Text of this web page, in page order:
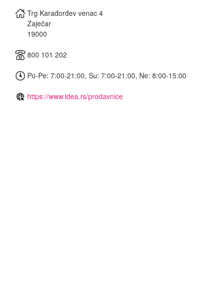
Trg Karađorđev venac 4
Zaječar
19000
800 101 202
Po-Pe: 7:00-21:00, Su: 7:00-21:00, Ne: 8:00-15:00
https://www.idea.rs/prodavnice